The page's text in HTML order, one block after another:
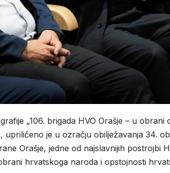
„106. brigada HVO Orašje – u
upriličeno je u ozračju obilježavanja 34.
Orašje, jedne od najslavnijih postrojbi
hrvatskoga naroda i opstojnosti